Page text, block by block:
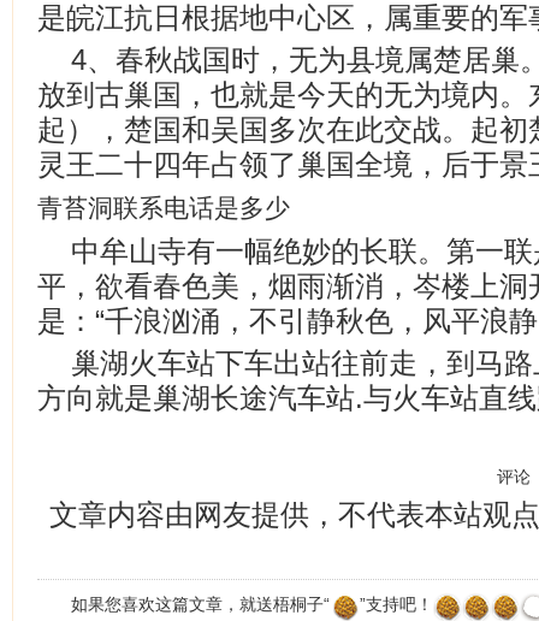
是皖江抗日根据地中心区，属重要的军
4、春秋战国时，无为县境属楚居巢
放到古巢国，也就是今天的无为境内
起），楚国和吴国多次在此交战。起
灵王二十四年占领了巢国全境，后于景
青苔洞联系电话是多少
中牟山寺有一幅绝妙的长联。第一
平，欲看春色美，烟雨渐消，岑楼上洞
是：“千浪汹涌，不引静秋色，风平浪
巢湖火车站下车出站往前走，到马
方向就是巢湖长途汽车站.与火车站直
评论
文章内容由网友提供，不代表本站观点
如果您喜欢这篇文章，就送梧桐子“ ”支持吧！